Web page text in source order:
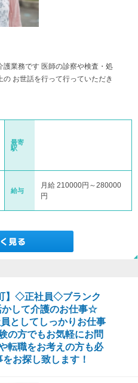
業務です 医師の診察や検査・処
お世話を行って行っていただき
最寄
駅
給与
月給 210000円～280000
円
】◇正社員◇ブランク
して介護のお仕事☆
としてしっかりお仕事
の方でもお気軽にお問
転職をお考えの方も必
お探し致します！